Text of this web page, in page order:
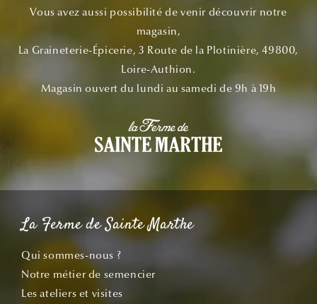
Vous avez aussi possibilité de venir découvrir notre
magasin,
La Graineterie-Épicerie, 3 Route de la Plotinière, 49800,
Loire-Authion.
Magasin ouvert du lundi au samedi de 9h à 19h
La Ferme de Sainte Marthe
Qui sommes-nous ?
Notre métier de semencier
Les ateliers et visites